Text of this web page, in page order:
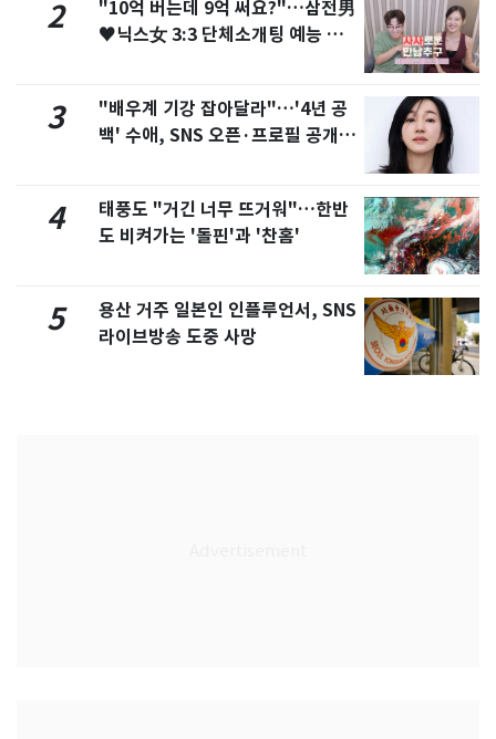
2
"10억 버는데 9억 써요?"…삼전男
♥닉스女 3:3 단체소개팅 예능 화
3
"배우계 기강 잡아달라"…'4년 공
백' 수애, SNS 오픈·프로필 공개
4
태풍도 "거긴 너무 뜨거워"…한반
도 비켜가는 '돌핀'과 '찬홈'
5
용산 거주 일본인 인플루언서, SNS
라이브방송 도중 사망